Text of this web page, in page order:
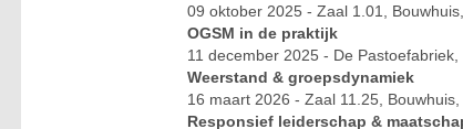
09 oktober 2025 - Zaal 1.01,
OGSM in de praktijk
11 december 2025 - De
Weerstand & groepsdynamiek
16 maart 2026 - Zaal 11.25,
Responsief leiderschap &